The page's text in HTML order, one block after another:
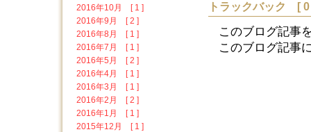
2016年10月 [ 1 ]
2016年9月 [ 2 ]
2016年8月 [ 1 ]
2016年7月 [ 1 ]
2016年5月 [ 2 ]
2016年4月 [ 1 ]
2016年3月 [ 1 ]
2016年2月 [ 2 ]
2016年1月 [ 1 ]
2015年12月 [ 1 ]
トラックバック [
このブログ記事
このブログ記事